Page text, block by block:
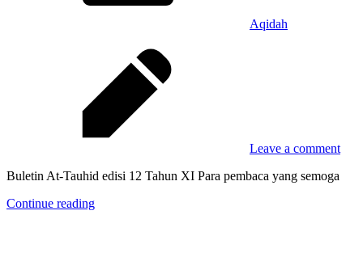
Aqidah
Leave a comment
Buletin At-Tauhid edisi 12 Tahun XI Para pembaca yang semoga
Continue reading